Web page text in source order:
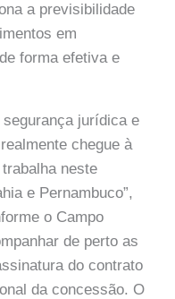
a previsibilidade
em
forma efetiva e
jurídica e
chegue à
neste
e Pernambuco”,
o Campo
de perto as
do contrato
da concessão. O